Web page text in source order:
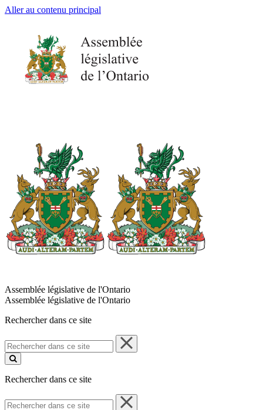
Aller au contenu principal
Assemblée législative de l'Ontario
Assemblée législative de l'Ontario
Rechercher dans ce site
Rechercher
dans
ce
Rechercher dans ce site
Rechercher